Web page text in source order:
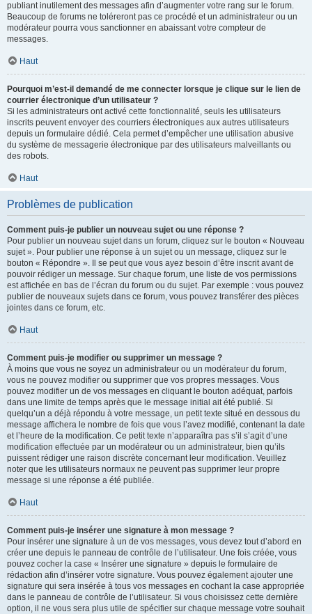
publiant inutilement des messages afin d’augmenter votre rang sur le forum.
Beaucoup de forums ne toléreront pas ce procédé et un administrateur ou un
modérateur pourra vous sanctionner en abaissant votre compteur de
messages.
Haut
Pourquoi m’est-il demandé de me connecter lorsque je clique sur le lien de
courrier électronique d’un utilisateur ?
Si les administrateurs ont activé cette fonctionnalité, seuls les utilisateurs
inscrits peuvent envoyer des courriers électroniques aux autres utilisateurs
depuis un formulaire dédié. Cela permet d’empêcher une utilisation abusive
du système de messagerie électronique par des utilisateurs malveillants ou
des robots.
Haut
Problèmes de publication
Comment puis-je publier un nouveau sujet ou une réponse ?
Pour publier un nouveau sujet dans un forum, cliquez sur le bouton « Nouveau
sujet ». Pour publier une réponse à un sujet ou un message, cliquez sur le
bouton « Répondre ». Il se peut que vous ayez besoin d’être inscrit avant de
pouvoir rédiger un message. Sur chaque forum, une liste de vos permissions
est affichée en bas de l’écran du forum ou du sujet. Par exemple : vous pouvez
publier de nouveaux sujets dans ce forum, vous pouvez transférer des pièces
jointes dans ce forum, etc.
Haut
Comment puis-je modifier ou supprimer un message ?
À moins que vous ne soyez un administrateur ou un modérateur du forum,
vous ne pouvez modifier ou supprimer que vos propres messages. Vous
pouvez modifier un de vos messages en cliquant le bouton adéquat, parfois
dans une limite de temps après que le message initial ait été publié. Si
quelqu’un a déjà répondu à votre message, un petit texte situé en dessous du
message affichera le nombre de fois que vous l’avez modifié, contenant la date
et l’heure de la modification. Ce petit texte n’apparaîtra pas s’il s’agit d’une
modification effectuée par un modérateur ou un administrateur, bien qu’ils
puissent rédiger une raison discrète concernant leur modification. Veuillez
noter que les utilisateurs normaux ne peuvent pas supprimer leur propre
message si une réponse a été publiée.
Haut
Comment puis-je insérer une signature à mon message ?
Pour insérer une signature à un de vos messages, vous devez tout d’abord en
créer une depuis le panneau de contrôle de l’utilisateur. Une fois créée, vous
pouvez cocher la case « Insérer une signature » depuis le formulaire de
rédaction afin d’insérer votre signature. Vous pouvez également ajouter une
signature qui sera insérée à tous vos messages en cochant la case appropriée
dans le panneau de contrôle de l’utilisateur. Si vous choisissez cette dernière
option, il ne vous sera plus utile de spécifier sur chaque message votre souhait